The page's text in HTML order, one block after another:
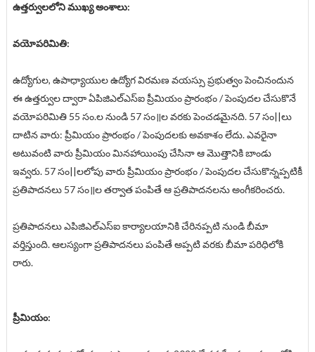
ఉత్తర్వులలోని ముఖ్య అంశాలు:
వయోపరిమితి:
ఉద్యోగుల, ఉపాధ్యాయుల ఉద్యోగ విరమణ వయస్సు ప్రభుత్వం పెంచినందున
ఈ ఉత్తర్వుల ద్వారా ఏపిజిఎల్ఎస్ఐ ప్రీమియం ప్రారంభం / పెంపుదల చేసుకొనే
వయోపరిమితి 55 సం.ల నుండి 57 సం॥ల వరకు పెంచడమైనది. 57 సం||లు
దాటిన వారు: ప్రీమియం ప్రారంభం / పెంపుదలకు అవకాశం లేదు. ఎవరైనా
అటువంటి వారు ప్రీమియం మినహాయింపు చేసినా ఆ మొత్తానికి బాండు
ఇవ్వరు. 57 సం||లలోపు వారు ప్రీమియం ప్రారంభం / పెంపుదల చేసుకొన్నప్పటికీ
ప్రతిపాదనలు 57 సం॥ల తర్వాత పంపితే ఆ ప్రతిపాదనలను అంగీకరించరు.
ప్రతిపాదనలు ఎపిజిఎల్ఎస్ఐ కార్యాలయానికి చేరినప్పటి నుండి బీమా
వర్తిస్తుంది. ఆలస్యంగా ప్రతిపాదనలు పంపితే అప్పటి వరకు బీమా పరిధిలోకి
రారు.
ప్రీమియం: